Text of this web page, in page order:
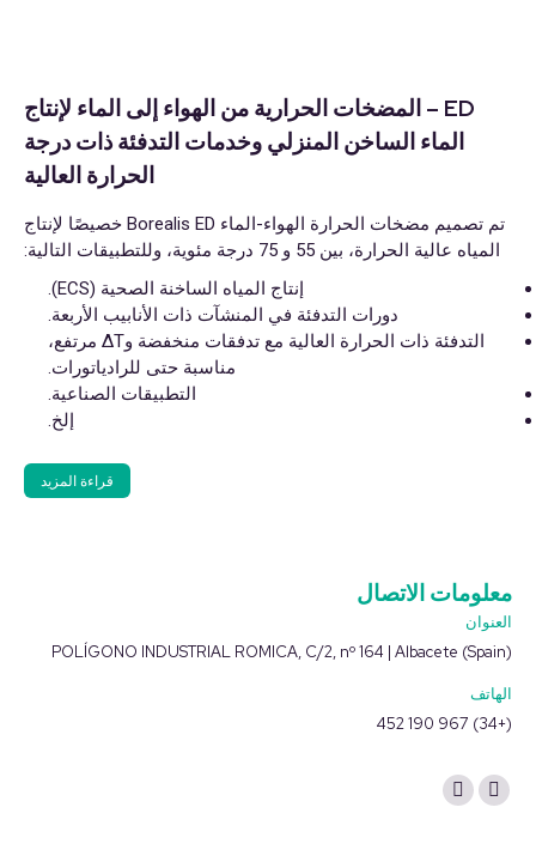
ED – المضخات الحرارية من الهواء إلى الماء لإنتاج
الماء الساخن المنزلي وخدمات التدفئة ذات درجة
الحرارة العالية
تم تصميم مضخات الحرارة الهواء-الماء Borealis ED خصيصًا لإنتاج
المياه عالية الحرارة، بين 55 و 75 درجة مئوية، وللتطبيقات التالية:
إنتاج المياه الساخنة الصحية (ECS).
دورات التدفئة في المنشآت ذات الأنابيب الأربعة.
التدفئة ذات الحرارة العالية مع تدفقات منخفضة وΔT مرتفع،
مناسبة حتى للرادياتورات.
التطبيقات الصناعية.
إلخ.
قراءة المزيد
معلومات الاتصال
العنوان
POLÍGONO INDUSTRIAL ROMICA, C/2, nº 164 | Albacete (Spain)
الهاتف
(+34) 967 190 452
Find us on:
YouTube
Linkedin